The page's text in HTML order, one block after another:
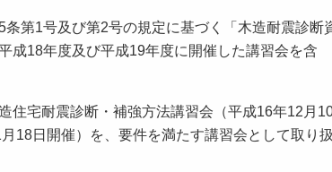
第1号及び第2号の規定に基づく「木造耐震診断
成18年度及び平成19年度に開催した講習会を含
住宅耐震診断・補強方法講習会（平成16年12月
18日開催）を、要件を満たす講習会として取り